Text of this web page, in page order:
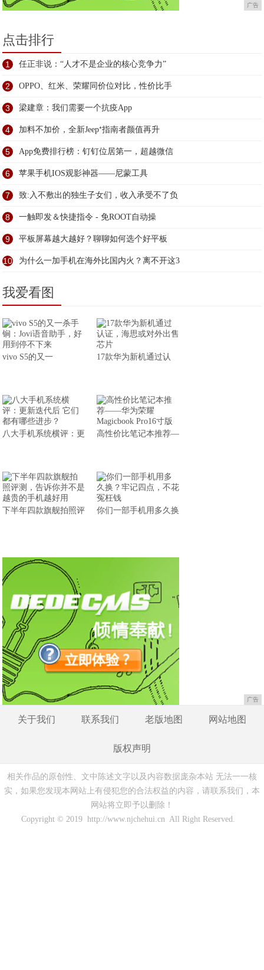
广告
点击排行
1 任正非说：“人才不是企业的核心竞争力”
2 OPPO、红米、荣耀同价位对比，性价比手
3 梁建章：我们需要一个抗疫App
4 加料不加价，全新Jeep⁺指南者颜值再升
5 App免费排行榜：钉钉位居第一，超越微信
6 苹果手机IOS观影神器——尼蒙工具
7 致:入不敷出的独生子女们，收入承受不了负
8 一触即发＆快捷指令 - 免ROOT自动操
9 平板屏幕越大越好？聊聊如何选个好平板
10 为什么一加手机在海外比国内火？离不开这3
我爱看图
vivo S5的又一 17款华为新机通过认
八大手机系统横评：更 高性价比笔记本推荐—
下半年四款旗舰拍照评 你们一部手机用多久换
广告
关于我们 联系我们 老版地图 网站地图
版权声明
相关作品的原创性、文中陈述文字以及内容数据庞杂本站 无法一一核
实，如果您发现本网站上有侵犯您的合法权益的内容，请联系我们，本
网站将立即予以删除！
Copyright © 2019 http://www.njchehui.cn All Right Reserved.